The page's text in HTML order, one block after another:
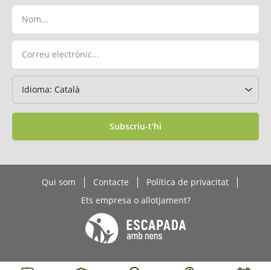
Subscriu-t'hi
Qui som Contacte
Política de privacitat
Ets empresa o allotjament?